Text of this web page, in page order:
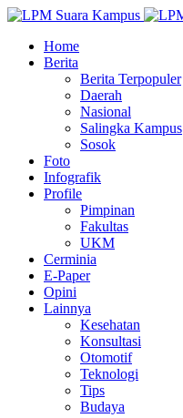
Home
Berita
Berita Terpopuler
Daerah
Nasional
Salingka Kampus
Sosok
Foto
Infografik
Profile
Pimpinan
Fakultas
UKM
Cerminia
E-Paper
Opini
Lainnya
Kesehatan
Konsultasi
Otomotif
Teknologi
Tips
Budaya